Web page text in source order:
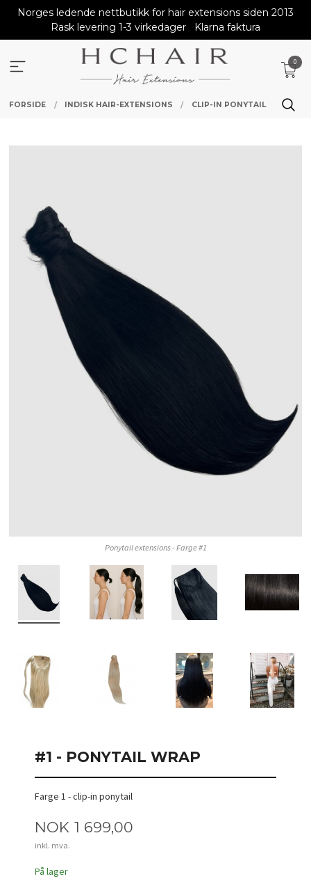
Norges ledende nettbutikk for hair extensions siden 2013
Rask levering 1-3 virkedager
Klarna faktura
0
FORSIDE INDISK HAIR-EXTENSIONS CLIP-IN PONYTAIL
Ponytail extensions - Farge #1
#1 - PONYTAIL WRAP
Farge 1 - clip-in ponytail
Pris
NOK 1 699,00
inkl. mva.
På lager